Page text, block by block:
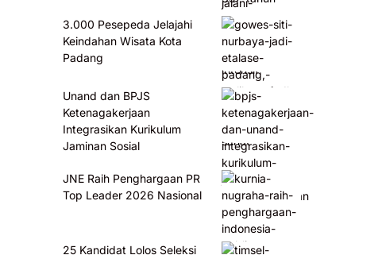
3.000 Pesepeda Jelajahi
Keindahan Wisata Kota
Padang
Unand dan BPJS
Ketenagakerjaan
Integrasikan Kurikulum
Jaminan Sosial
JNE Raih Penghargaan PR
Top Leader 2026 Nasional
25 Kandidat Lolos Seleksi